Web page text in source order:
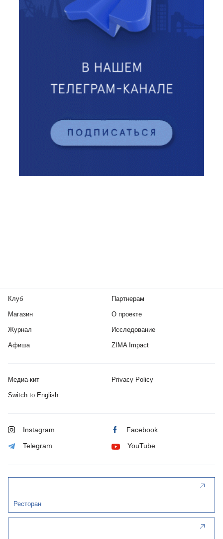
Клуб
Магазин
Журнал
Афиша
Партнерам
О проекте
Исследование
ZIMA Impact
Медиа-кит Privacy Policy
Switch to English
Instagram Facebook
Telegram YouTube
Ресторан